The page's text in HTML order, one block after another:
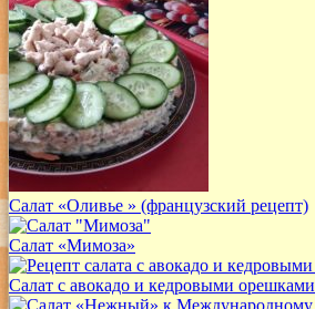
Салат «Оливье » (французский рецепт)
Салат «Мимоза»
Салат с авокадо и кедровыми орешками